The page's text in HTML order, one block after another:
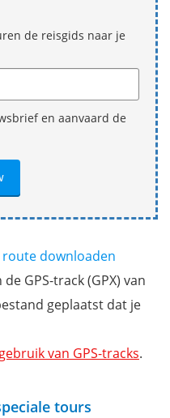
de reisgids naar je
en aanvaard de
route downloaden
GPS-track (GPX) van
geplaatst dat je
van GPS-tracks.
tours